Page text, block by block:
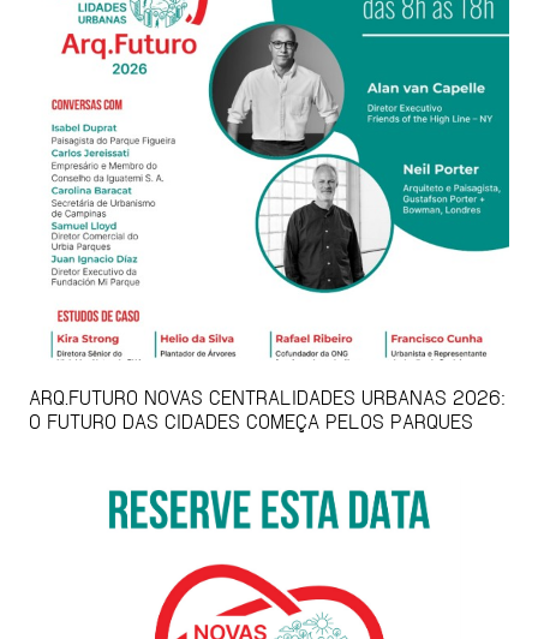
ARQ.FUTURO NOVAS CENTRALIDADES URBANAS 2026:
O FUTURO DAS CIDADES COMEÇA PELOS PARQUES